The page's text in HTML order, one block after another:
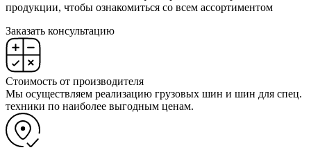
продукции, чтобы ознакомиться со всем ассортиментом
Заказать консультацию
Стоимость от производителя
Мы осуществляем реализацию грузовых шин и шин для спец.
техники по наиболее выгодным ценам.